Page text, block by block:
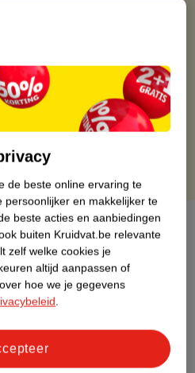
besteld, volgende dag in huis
50.00
dagen
kaart
de beste online ervaring te
persoonlijker en makkelijker te
beste acties en aanbiedingen
buiten Kruidvat.be relevante
zelf welke cookies je
altijd aanpassen of
hoe we je gegevens
.